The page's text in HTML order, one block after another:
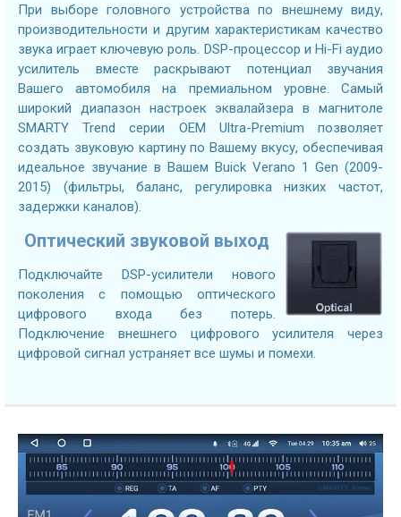
При выборе головного устройства по внешнему виду,
производительности и другим характеристикам качество
звука играет ключевую роль. DSP-процессор и Hi-Fi аудио
усилитель вместе раскрывают потенциал звучания
Вашего автомобиля на премиальном уровне. Самый
широкий диапазон настроек эквалайзера в магнитоле
SMARTY Trend серии OEM Ultra-Premium позволяет
создать звуковую картину по Вашему вкусу, обеспечивая
идеальное звучание в Вашем Buick Verano 1 Gen (2009-
2015) (фильтры, баланс, регулировка низких частот,
задержки каналов).
Оптический звуковой выход
Подключайте DSP-усилители нового
поколения с помощью оптического
цифрового входа без потерь.
Подключение внешнего цифрового усилителя через
цифровой сигнал устраняет все шумы и помехи.